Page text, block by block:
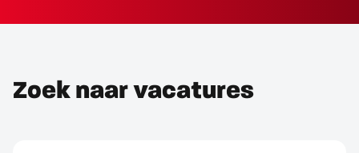
Zoek naar vacatures